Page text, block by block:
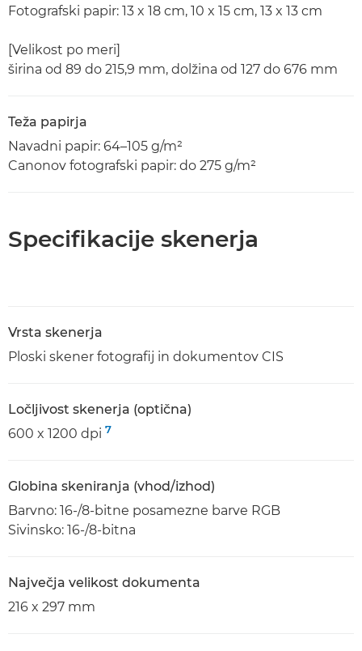
Fotografski papir: 13 x 18 cm, 10 x 15 cm, 13 x 13 cm
[Velikost po meri]
širina od 89 do 215,9 mm, dolžina od 127 do 676 mm
Teža papirja
Navadni papir: 64–105 g/m²
Canonov fotografski papir: do 275 g/m²
Specifikacije skenerja
Vrsta skenerja
Ploski skener fotografij in dokumentov CIS
Ločljivost skenerja (optična)
600 x 1200 dpi 7
Globina skeniranja (vhod/izhod)
Barvno: 16-/8-bitne posamezne barve RGB
Sivinsko: 16-/8-bitna
Največja velikost dokumenta
216 x 297 mm